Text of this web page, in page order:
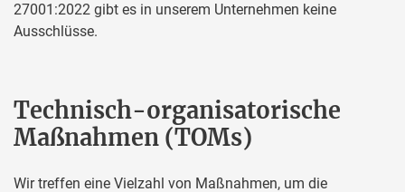
27001:2022 gibt es in unserem Unternehmen keine
Ausschlüsse.
Technisch-organisatorische
Maßnahmen (TOMs)
Wir treffen eine Vielzahl von Maßnahmen, um die